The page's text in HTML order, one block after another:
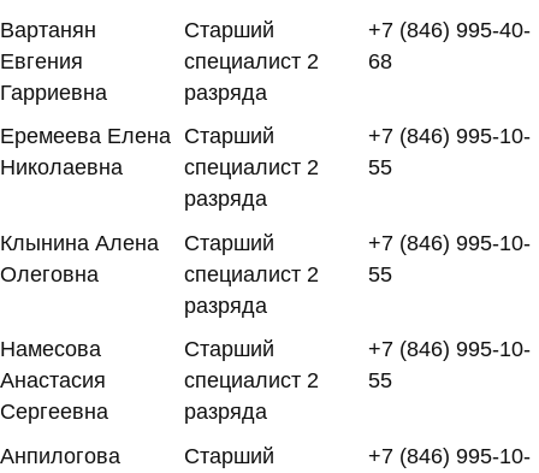
Вартанян
Евгения
Гарриевна
Старший
специалист 2
разряда
+7 (846) 995-40-
68
Еремеева Елена
Николаевна
Старший
специалист 2
разряда
+7 (846) 995-10-
55
Клынина Алена
Олеговна
Старший
специалист 2
разряда
+7 (846) 995-10-
55
Намесова
Анастасия
Сергеевна
Старший
специалист 2
разряда
+7 (846) 995-10-
55
Анпилогова
Старший
+7 (846) 995-10-